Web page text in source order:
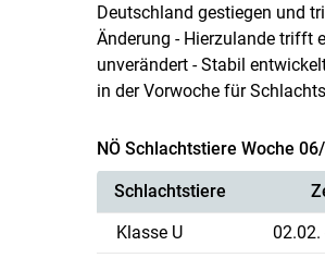
Deutschland gestiegen und
Änderung - Hierzulande trifft
unverändert - Stabil
in der Vorwoche für
NÖ Schlachtstiere Woche
Schlachtstiere
Klasse U
02.02.